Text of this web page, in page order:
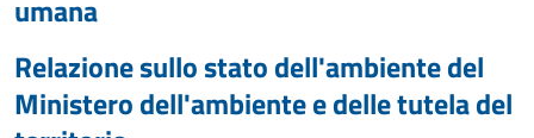
umana
Relazione sullo stato dell'ambiente del
Ministero dell'ambiente e delle tutela del